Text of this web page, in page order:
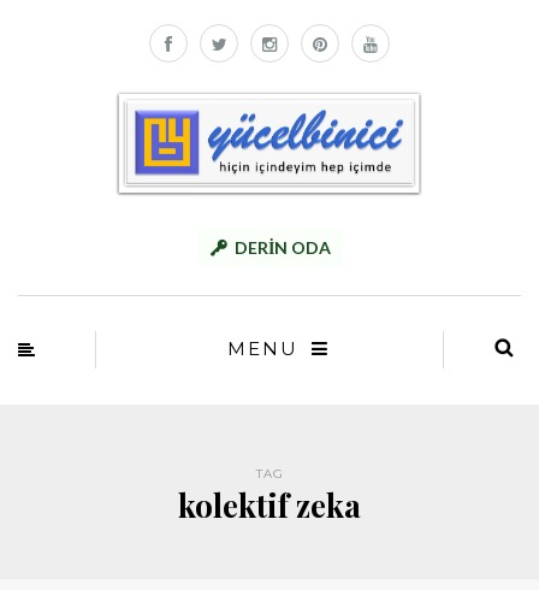
DERİN ODA
MENU
TAG
kolektif zeka